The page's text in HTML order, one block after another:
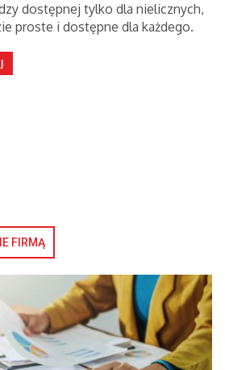
dostępnej tylko dla nielicznych,
proste i dostępne dla każdego.
FIRMĄ